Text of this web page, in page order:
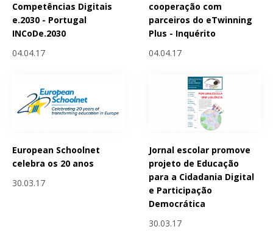
Competências Digitais
e.2030 - Portugal
INCoDe.2030
04.04.17
cooperação com
parceiros do eTwinning
Plus - Inquérito
04.04.17
European Schoolnet
celebra os 20 anos
30.03.17
Jornal escolar promove
projeto de Educação
para a Cidadania Digital
e Participação
Democrática
30.03.17